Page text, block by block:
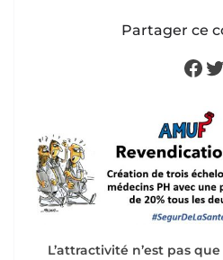
Partager ce
L’attractivité n’est pas